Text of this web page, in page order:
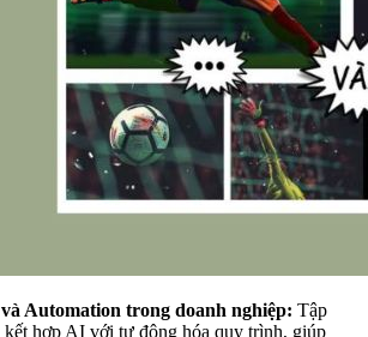
Automation trong doanh nghiệp: Tập
kết hợp AI với tự động hóa quy trình, giúp